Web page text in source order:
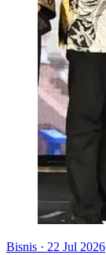
Bisnis · 22 Jul 2026